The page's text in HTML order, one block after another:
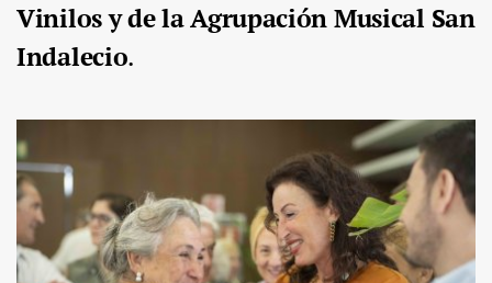
Vinilos y de la Agrupación Musical San
Indalecio.